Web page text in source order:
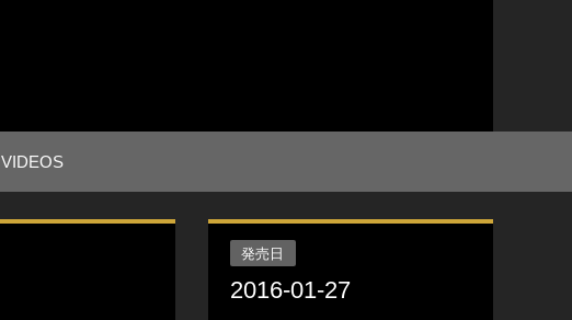
VIDEOS
発売日
2016-01-27